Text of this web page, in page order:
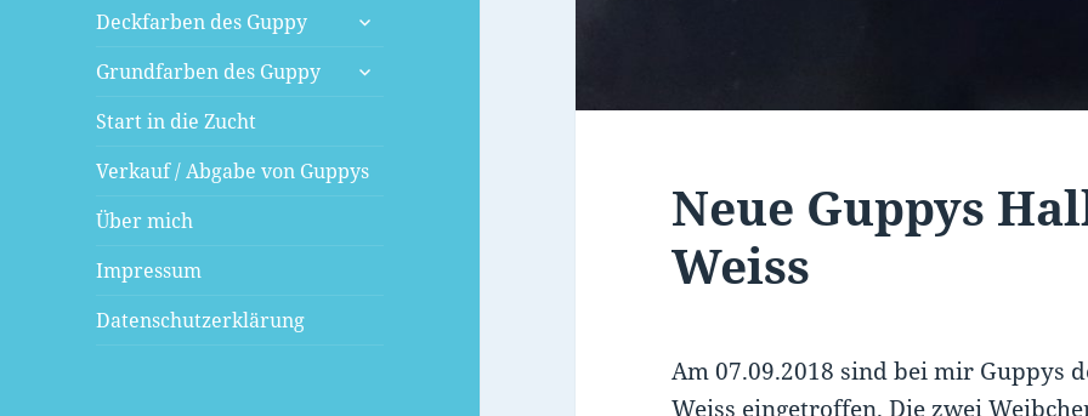
Deckfarben des Guppy
untermenü
Grundfarben des Guppy
untermenü
Start in die Zucht
Verkauf / Abgabe von Guppys
Über mich
Impressum
Datenschutzerklärung
Neue Guppys
Weiss
Am 07.09.2018 sind bei mir Guppys
Weiss eingetroffen. Die zwei